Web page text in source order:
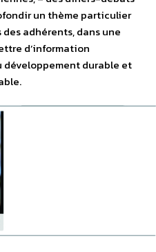
un thème particulier
adhérents, dans une
d’information
développement durable et